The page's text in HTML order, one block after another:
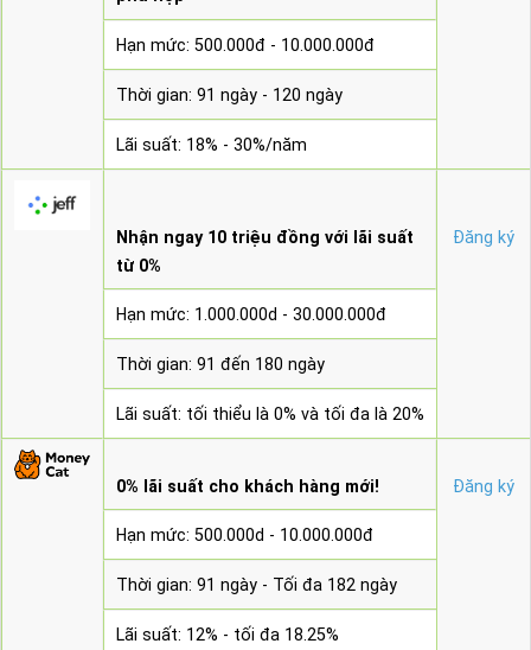
Hạn mức: 500.000đ - 10.000.000đ
Thời gian: 91 ngày - 120 ngày
Lãi suất: 18% - 30%/năm
Nhận ngay 10 triệu đồng với lãi suất
từ 0%
Đăng ký
Hạn mức: 1.000.000d - 30.000.000đ
Thời gian: 91 đến 180 ngày
Lãi suất: tối thiểu là 0% và tối đa là 20%
0% lãi suất cho khách hàng mới! Đăng ký
Hạn mức: 500.000d - 10.000.000đ
Thời gian: 91 ngày - Tối đa 182 ngày
Lãi suất: 12% - tối đa 18.25%